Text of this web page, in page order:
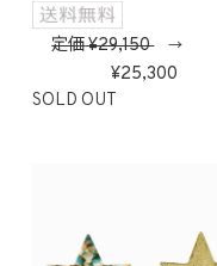
ト)
定価 29,150→
25,300
SOLD OUT